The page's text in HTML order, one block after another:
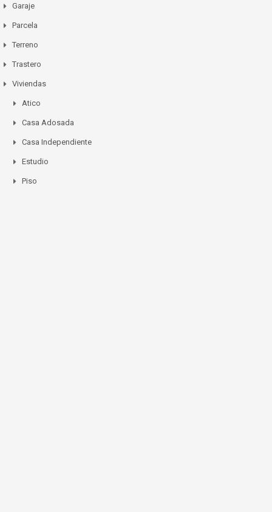
Garaje
Parcela
Terreno
Trastero
Viviendas
Atico
Casa Adosada
Casa Independiente
Estudio
Piso